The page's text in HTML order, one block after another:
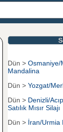
Dün > Osmaniye/
Mandalina
Dün > Yozgat/
Dün > Denizli/
Satılık Mısır Silajı
Dün > İran/Urmia